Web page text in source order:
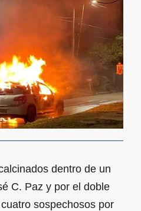
dentro de un
C. Paz y por el doble
sospechosos por